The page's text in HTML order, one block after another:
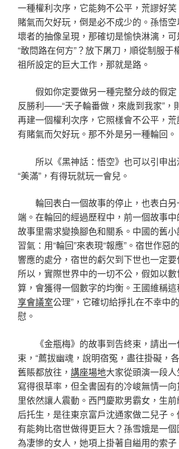
一種權利次序，它能夠不公平，荒謬好
賭氣而欠好玩，倒是必不成少的。孫悟
壞者的抽像呈現，那確切是愉快淋漓，可
“敢問路在何方”？放下屠刀，順從制服于
祖所設定的巨大工作，那就是路。
假如你定要做另一種完整分歧的假
反勝利——“天子輪番做，來歲到我家”，
再建一個權利次序，它照樣會不公平，
有賭氣而欠好玩。那不外是另一種輪回。
所以《黑神話：悟空》也可以引申
“美滿”，有得玩就玩一會兒。
輪回表白一個故事的停止，也表白
端。在輪回的經過歷程中，前一個故事
故事里需求變換腳色和關系。中國的舊
習氣：用“輪回”來表現“報應”。宿世作惡
響應的處分，宿世的虧欠到下世也一定要
所以，實際世界中的一切不公，假如以
算，會獲得一個數字的均衡。王國維稱這
享會議室公理”，它確切給掙扎在不幸中
慰。
《金瓶梅》的故事到告終束，請出
束，“薦拔幽魂，說明宿冤，盡往掛礙，
舊賬都放往， 講座場地大家從頭演一段
寫得很草率，但全書固有的冷峻無情一
里依然讓人震動。西門慶欺男霸女，生
后托生，是往東京富戶沈通家做二兒子。
有能夠比宿世做得更巨大？孫雪娥是一
為凄慘的女人，她項上掛著自縊用的索子